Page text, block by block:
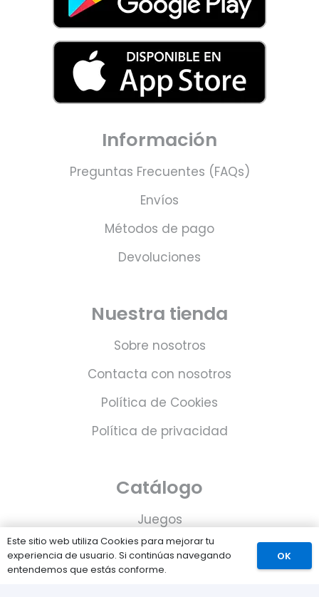
Información
Preguntas Frecuentes (FAQs)
Envíos
Métodos de pago
Devoluciones
Nuestra tienda
Sobre nosotros
Contacta con nosotros
Política de Cookies
Política de privacidad
Catálogo
Juegos
Consolas
Accesorios para tu PS5
Este sitio web utiliza Cookies para mejorar tu
experiencia de usuario. Si continúas navegando
entendemos que estás conforme.
OK